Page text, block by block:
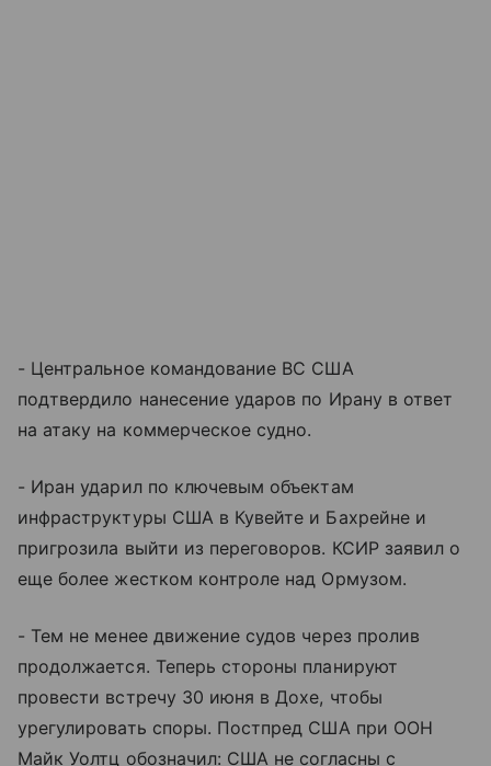
- Центральное командование ВС США
подтвердило нанесение ударов по Ирану в ответ
на атаку на коммерческое судно.
- Иран ударил по ключевым объектам
инфраструктуры США в Кувейте и Бахрейне и
пригрозила выйти из переговоров. КСИР заявил о
еще более жестком контроле над Ормузом.
- Тем не менее движение судов через пролив
продолжается. Теперь стороны планируют
провести встречу 30 июня в Дохе, чтобы
урегулировать споры. Постпред США при ООН
Майк Уолтц обозначил: США не согласны с